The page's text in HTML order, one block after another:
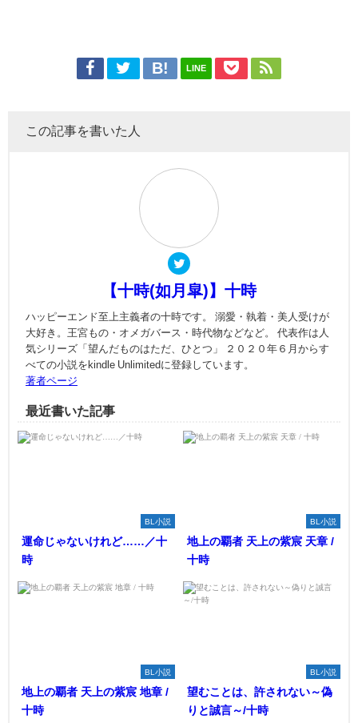
LINE
この記事を書いた人
【十時(如月皐)】十時
ハッピーエンド至上主義者の十時です。 溺愛・執着・美人受けが
大好き。王宮もの・オメガバース・時代物などなど。 代表作は人
気シリーズ「望んだものはただ、ひとつ」 ２０２０年６月からす
べての小説をkindle Unlimitedに登録しています。
著者ページ
最近書いた記事
BL小説
運命じゃないけれど……／十
時
BL小説
地上の覇者 天上の紫宸 天章 /
十時
BL小説
地上の覇者 天上の紫宸 地章 /
十時
BL小説
望むことは、許されない～偽
りと誠言～/十時